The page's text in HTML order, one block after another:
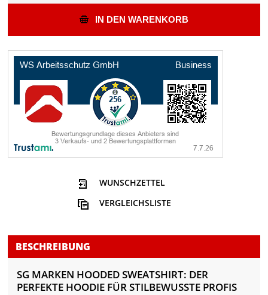
IN DEN WARENKORB
WUNSCHZETTEL
VERGLEICHSLISTE
BESCHREIBUNG
SG MARKEN HOODED SWEATSHIRT: DER
PERFEKTE HOODIE FÜR STILBEWUSSTE PROFIS